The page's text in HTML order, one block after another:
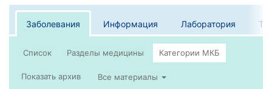
Заболевания Информация Лаборатория
Список
Все материалы